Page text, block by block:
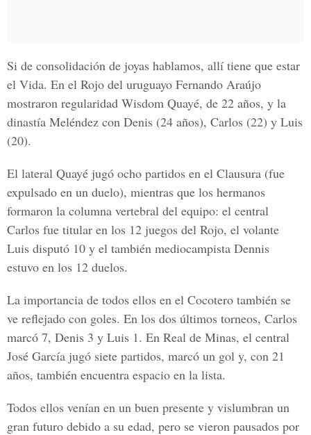
Si de consolidación de joyas hablamos, allí tiene que estar
el Vida. En el Rojo del uruguayo Fernando Araújo
mostraron regularidad Wisdom Quayé, de 22 años, y la
dinastía Meléndez con Denis (24 años), Carlos (22) y Luis
(20).
El lateral Quayé jugó ocho partidos en el Clausura (fue
expulsado en un duelo), mientras que los hermanos
formaron la columna vertebral del equipo: el central
Carlos fue titular en los 12 juegos del Rojo, el volante
Luis disputó 10 y el también mediocampista Dennis
estuvo en los 12 duelos.
La importancia de todos ellos en el Cocotero también se
ve reflejado con goles. En los dos últimos torneos, Carlos
marcó 7, Denis 3 y Luis 1. En Real de Minas, el central
José García jugó siete partidos, marcó un gol y, con 21
años, también encuentra espacio en la lista.
Todos ellos venían en un buen presente y vislumbran un
gran futuro debido a su edad, pero se vieron pausados por